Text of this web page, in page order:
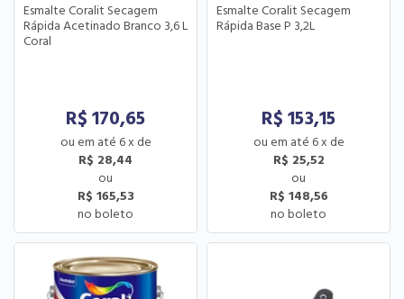
Esmalte Coralit Secagem
Rápida Acetinado Branco 3,6 L
Coral
R$ 170,65
6x de
R$ 28,44
R$ 165,53
Esmalte Coralit Secagem
Rápida Base P 3,2L
R$ 153,15
6x de
R$ 25,52
R$ 148,56